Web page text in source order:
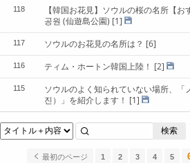
118
【韓国お花見】ソウルの桜の名所【お
공원 (仙遊島公園) [1]
117 ソウルのお花見の名所は？ [6]
116 ティム・ホートン韓国上陸！ [2]
115
ソウルのよく知られていない場所、「
진）」を紹介します！ [1]
検索
最初のページ 1 2 3 4 5